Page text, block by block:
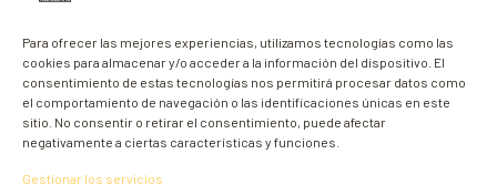
Para ofrecer las mejores experiencias, utilizamos tecnologías como las
cookies para almacenar y/o acceder a la información del dispositivo. El
consentimiento de estas tecnologías nos permitirá procesar datos como
el comportamiento de navegación o las identificaciones únicas en este
sitio. No consentir o retirar el consentimiento, puede afectar
negativamente a ciertas características y funciones.
Gestionar los servicios
35620 - Gran Tarajal,
Fuerteventura